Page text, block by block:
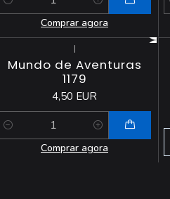
Comprar agora
|
Mundo de Aventuras
1179
4,50 EUR
Comprar agora